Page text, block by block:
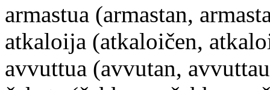
armastua (armastan,
atkaloija (atkaloičen,
avvuttua (avvutan,